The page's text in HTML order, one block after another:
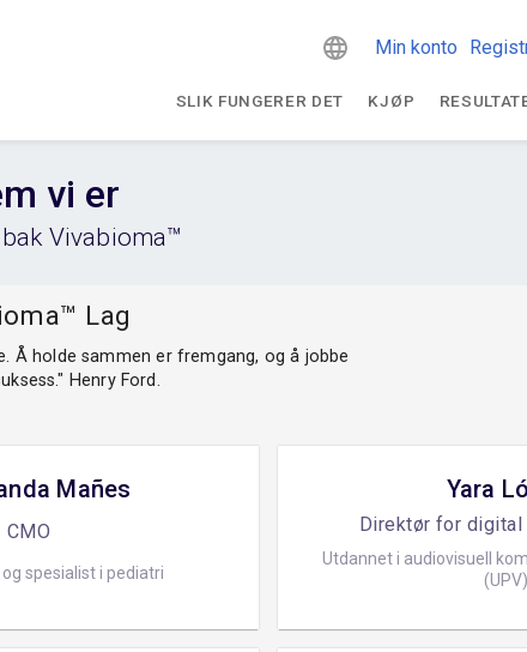
Min konto
SLIK FUNGERER DET KJØP
vi er
Vivabioma™
Lag
Å holde sammen er fremgang, og å jobbe
Henry Ford.
Mañes
CMO
spesialist i pediatri
Yara
Direktør for
Utdannet i audiovisuell
(UPV).